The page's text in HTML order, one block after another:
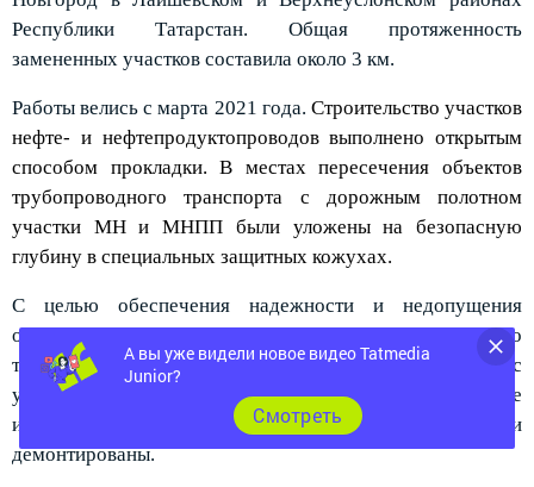
Республики Татарстан. Общая протяженность
замененных участков составила около 3 км.
нефте- и нефтепродуктопроводов выполнено открытым
способом прокладки. В местах пересечения объектов
трубопроводного транспорта с дорожным полотном
участки МН и МНПП были уложены на безопасную
глубину в специальных защитных кожухах.
опасного воздействия на объекты трубопроводного
транспорта участки всех трубопроводов перенесены с
учетом условий проекта строящейся магистрали. Ранее
использовавшиеся объекты инфраструктуры были
демонтированы.
А вы уже видели новое видео Tatmedia
Junior?
Cмотреть